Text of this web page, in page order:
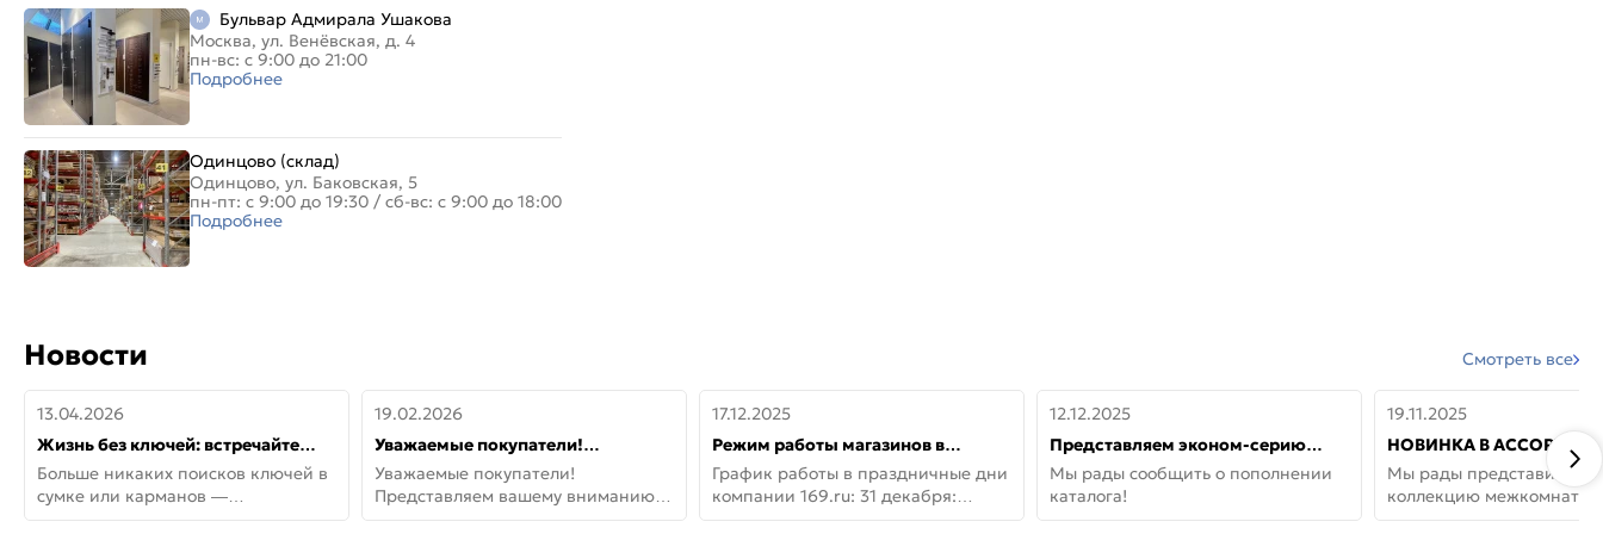
Бульвар Адмирала Ушакова
Москва, ул. Венёвская, д. 4
пн-вс: с 9:00 до 21:00
Подробнее
Одинцово (склад)
Одинцово, ул. Баковская, 5
пн-пт: с 9:00 до 19:30 / сб-вс: с 9:00 до 18:00
Подробнее
Новости Смотреть все
13.04.2026
Жизнь без ключей: встречайте
новую дверь СИТИ ИНТЕГРА
АйКью!
Больше никаких поисков ключей в
сумке или карманов —
представляем СИТИ ИНТЕГРА
19.02.2026
Уважаемые покупатели!
Представляем вашему вниманию
новинки от Armadillo!
Уважаемые покупатели!
Представляем вашему вниманию
новинки от Armadillo! Новая
17.12.2025
Режим работы магазинов в
праздничные дни с 31 декабря по
11 января
График работы в праздничные дни
компании 169.ru: 31 декабря:
Заказы, самовывоз и доставки —
12.12.2025
Представляем эконом-серию
дверей от бренда Portika, где цена
не значит «просто»
Мы рады сообщить о пополнении
каталога!
19.11.2025
НОВИНКА В
ДВЕРИ GLOSSMAT —
НЕОКЛАССИКА И УЮТ
Мы рады представить
коллекцию
GlossMat